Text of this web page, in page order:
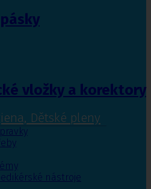
vložky a korektory
Dětské pleny
nástroje